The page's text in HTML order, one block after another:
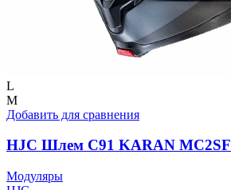
L
M
Добавить для сравнения
HJC Шлем C91 KARAN MC2SF
Модуляры